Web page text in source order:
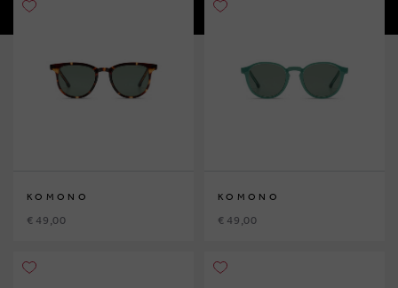
KOMONO
€ 49,00
KOMONO
€ 49,00